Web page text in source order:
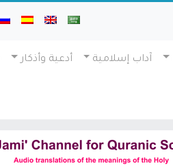
آداب إسلامية أدعية وأذكار